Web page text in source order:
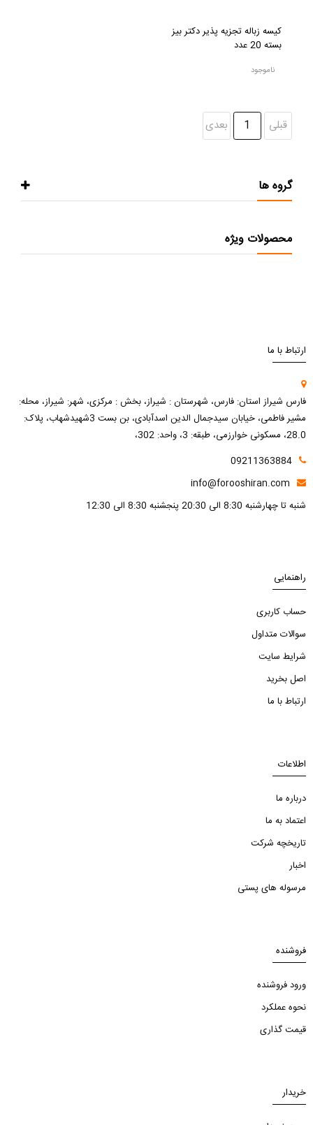
کیسه زباله تجزیه پذیر دکتر بیز
بسته 20 عدد
ناموجود
قبلی 1 بعدی
گروه ها
محصولات ویژه
ارتباط با ما
فارس شیراز استان: فارس، شهرستان : شیراز، بخش : مرکزی، شهر: شیراز، محله:
مشیر فاطمی، خیابان سیدجمال الدین اسدآبادی، بن بست 3شهیدشهاب، پلاک:
28.0، مسکونی خوارزمی، طبقه: 3، واحد: 302،
09211363884
info@forooshiran.com
شنبه تا چهارشنبه 8:30 الی 20:30 پنجشنبه 8:30 الی 12:30
راهنمایی
حساب کاربری
سوالات متداول
شرایط سایت
اصل بخرید
ارتباط با ما
اطلاعات
درباره ما
اعتماد به ما
تاریخچه شرکت
اخبار
مرسوله های پستی
فروشنده
ورود فروشنده
نحوه عملکرد
قیمت گذاری
خریدار